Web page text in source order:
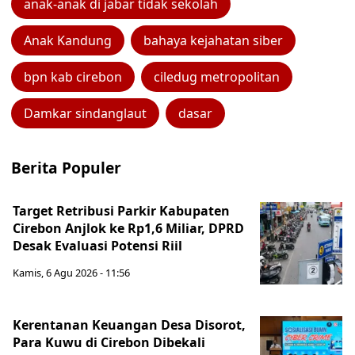
anak-anak di jabar tidak sekolah
Anak Kandung bahaya kejahatan siber
bpn kab cirebon ciledug metropolitan
Damkar sindanglaut dasar
Berita Populer
Target Retribusi Parkir Kabupaten
Cirebon Anjlok ke Rp1,6 Miliar, DPRD
Desak Evaluasi Potensi Riil
Kamis, 6 Agu 2026 - 11:56
Kerentanan Keuangan Desa Disorot,
Para Kuwu di Cirebon Dibekali